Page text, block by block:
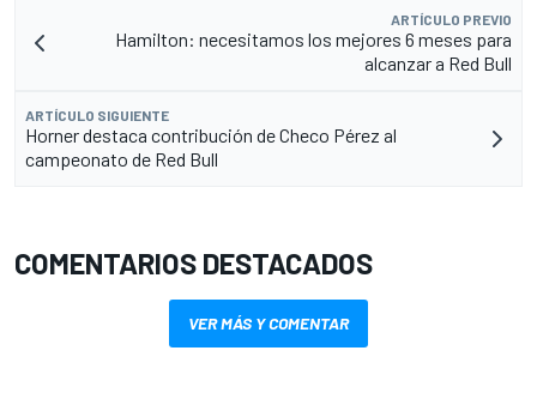
ARTÍCULO PREVIO
Hamilton: necesitamos los mejores 6 meses para
alcanzar a Red Bull
ARTÍCULO SIGUIENTE
Horner destaca contribución de Checo Pérez al
campeonato de Red Bull
COMENTARIOS DESTACADOS
VER MÁS Y COMENTAR